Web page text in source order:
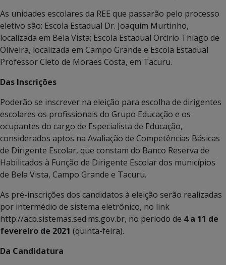
As unidades escolares da REE que passarão pelo processo
eletivo são: Escola Estadual Dr. Joaquim Murtinho,
localizada em Bela Vista; Escola Estadual Orcírio Thiago de
Oliveira, localizada em Campo Grande e Escola Estadual
Professor Cleto de Moraes Costa, em Tacuru.
Das Inscrições
Poderão se inscrever na eleição para escolha de dirigentes
escolares os profissionais do Grupo Educação e os
ocupantes do cargo de Especialista de Educação,
considerados aptos na Avaliação de Competências Básicas
de Dirigente Escolar, que constam do Banco Reserva de
Habilitados à Função de Dirigente Escolar dos municípios
de Bela Vista, Campo Grande e Tacuru.
As pré-inscrições dos candidatos à eleição serão realizadas
por intermédio de sistema eletrônico, no link
http://acb.sistemas.sed.ms.gov.br, no período de 4 a 11 de
fevereiro de 2021 (quinta-feira).
Da Candidatura